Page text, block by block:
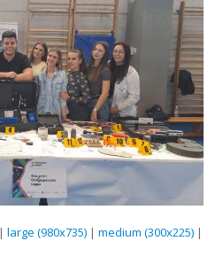
|large (980x735) |medium (300x225) |